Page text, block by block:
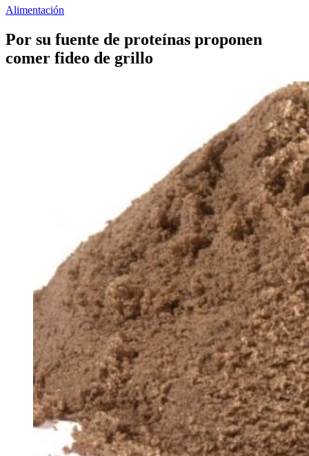
Alimentación
Por su fuente de proteínas proponen
comer fideo de grillo